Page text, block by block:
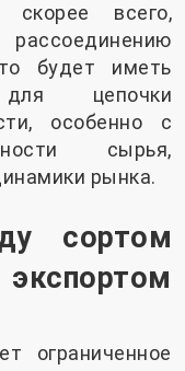
скорее всего,
будет иметь
цепочки
особенно с
сырья,
рынка.
сортом
ограниченное